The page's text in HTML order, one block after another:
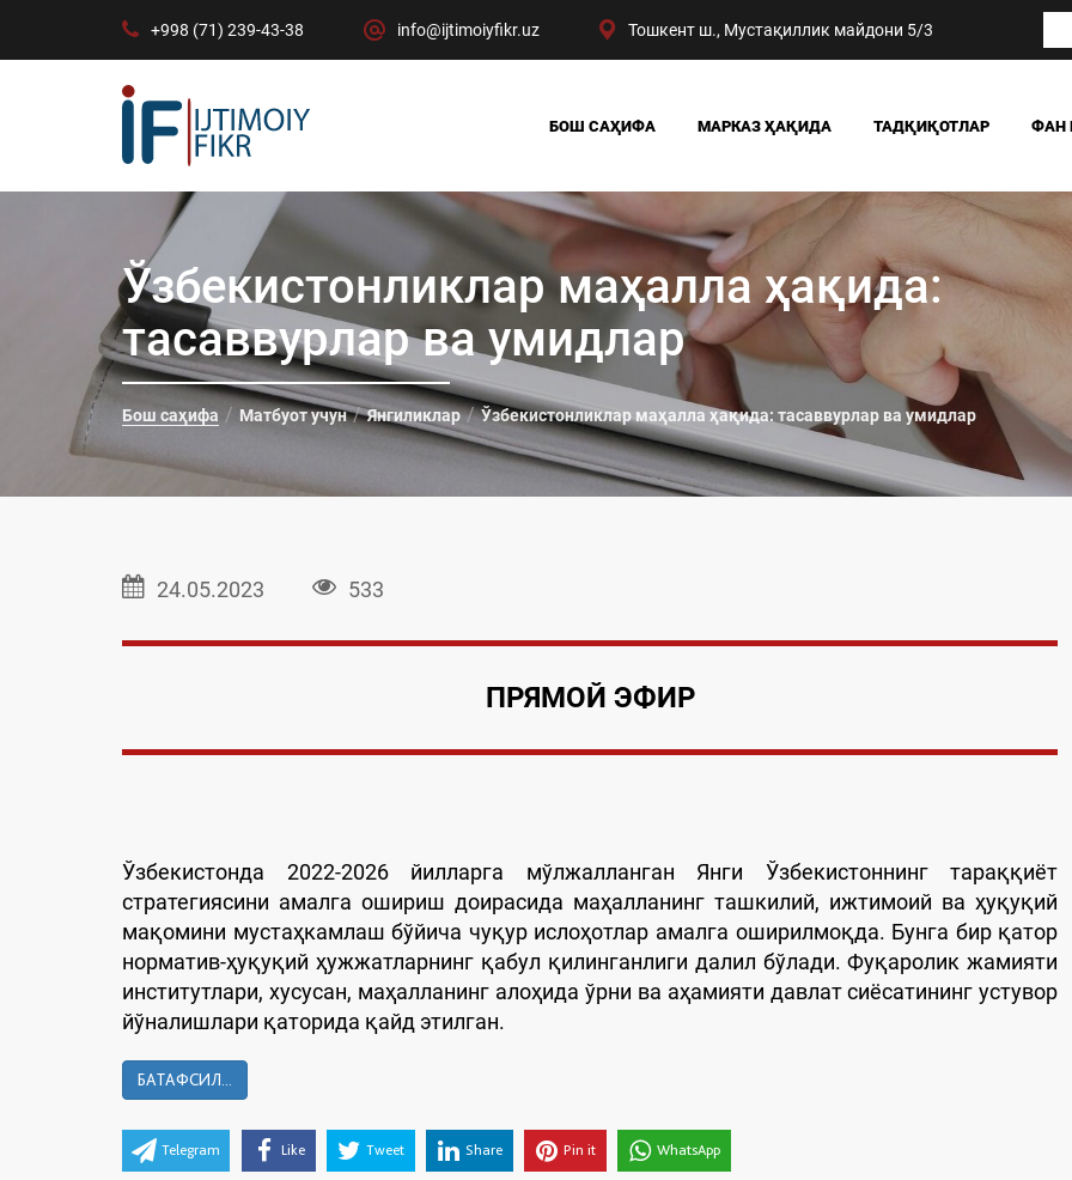
+998 (71) 239-43-38 info@ijtimoiyfikr.uz Тошкент ш., Мустақиллик майдони 5/3
БОШ САҲИФА МАРКАЗ ҲАҚИДА
БИЗНИНГ ЮТУҚЛАРИМИЗ
РАҲБАРИЯТ
МАРКАЗ ТУЗИЛМАСИ
ТАДҚИҚОТЛАР
ЖАМИЯТ
СИЁСАТ ВА ҲУҚУҚ
DIGITAL СОЦИОЛОГИЯ
ФАН
Ўзбекистонликлар маҳалла ҳақида:
тасаввурлар ва умидлар
Бош саҳифа Матбуот учун Янгиликлар Ўзбекистонликлар маҳалла ҳақида: тасаввурлар ва умидлар
24.05.2023 533
ПРЯМОЙ ЭФИР
Ўзбекистонда 2022-2026 йилларга мўлжалланган Янги Ўзбекистоннинг тараққиёт
стратегиясини амалга ошириш доирасида маҳалланинг ташкилий, ижтимоий ва ҳуқуқий
мақомини мустаҳкамлаш бўйича чуқур ислоҳотлар амалга оширилмоқда. Бунга бир қатор
норматив-ҳуқуқий ҳужжатларнинг қабул қилинганлиги далил бўлади. Фуқаролик жамияти
институтлари, хусусан, маҳалланинг алоҳида ўрни ва аҳамияти давлат сиёсатининг устувор
йўналишлари қаторида қайд этилган.
БАТАФСИЛ...
Telegram Like Tweet Share Pin it WhatsApp